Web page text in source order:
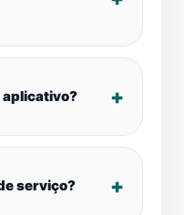
aplicativo?
serviço?